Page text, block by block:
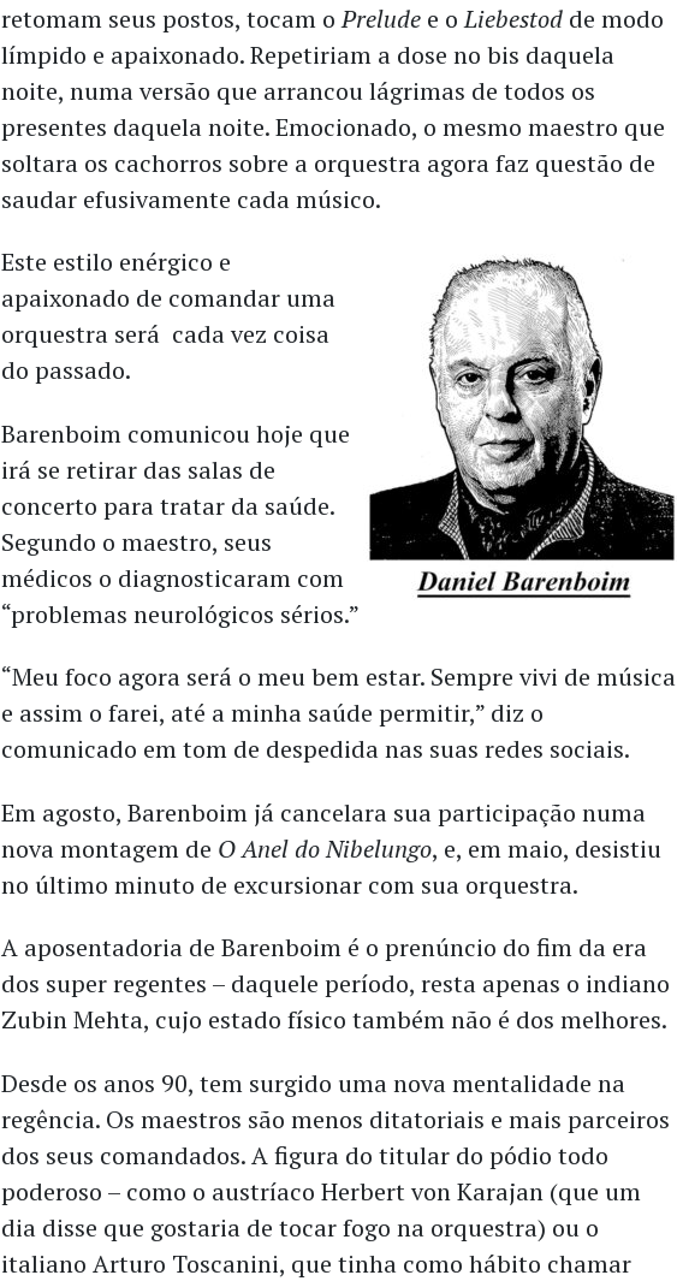
retomam seus postos, tocam oPrelude e oLiebestod de modo
límpido e apaixonado. Repetiriam a dose no bis daquela
noite, numa versão que arrancou lágrimas de todos os
presentes daquela noite. Emocionado, o mesmo maestro que
soltara os cachorros sobre a orquestra agora faz questão de
saudar efusivamente cada músico.
Este estilo enérgico e
apaixonado de comandar uma
orquestra será cada vez coisa
do passado.
Barenboim comunicou hoje que
irá se retirar das salas de
concerto para tratar da saúde.
Segundo o maestro, seus
médicos o diagnosticaram com
“problemas neurológicos sérios.”
“Meu foco agora será o meu bem estar. Sempre vivi de música
e assim o farei, até a minha saúde permitir,” diz o
comunicado em tom de despedida nas suas redes sociais.
Em agosto, Barenboim já cancelara sua participação numa
nova montagem de O Anel do Nibelungo, e, em maio, desistiu
no último minuto de excursionar com sua orquestra.
A aposentadoria de Barenboim é o prenúncio do fim da era
dos super regentes – daquele período, resta apenas o indiano
Zubin Mehta, cujo estado físico também não é dos melhores.
Desde os anos 90, tem surgido uma nova mentalidade na
regência. Os maestros são menos ditatoriais e mais parceiros
dos seus comandados. A figura do titular do pódio todo
poderoso – como o austríaco Herbert von Karajan (que um
dia disse que gostaria de tocar fogo na orquestra) ou o
italiano Arturo Toscanini, que tinha como hábito chamar